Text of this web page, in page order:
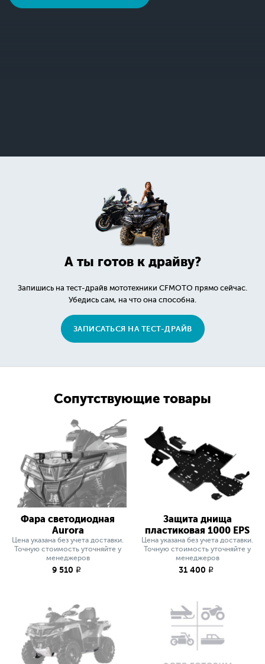
А ты готов к драйву?
Запишись на тест-драйв мототехники CFMOTO прямо сейчас.
Убедись сам, на что она способна.
ЗАПИСАТЬСЯ НА ТЕСТ-ДРАЙВ
Сопутствующие товары
Фара светодиодная
Aurora
Цена указана без учета доставки.
Точную стоимость уточняйте у
менеджеров
9 510 q
Защита днища
пластиковая 1000 EPS
Цена указана без учета доставки.
Точную стоимость уточняйте у
менеджеров
31 400 q